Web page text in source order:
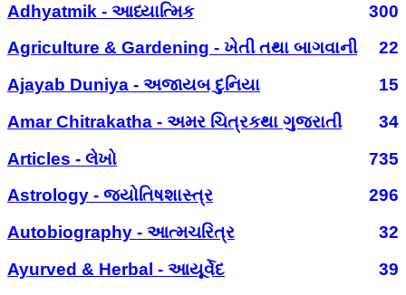
Adhyatmik - આધ્યાત્મિક
300
Agriculture & Gardening - ખેતી તથા બાગવાની
22
Ajayab Duniya - અજાયબ દુનિયા
15
Amar Chitrakatha - અમર ચિત્રકથા ગુજરાતી
34
Articles - લેખો
735
Astrology - જ્યોતિષશાસ્ત્ર
296
Autobiography - આત્મચરિત્ર
32
Ayurved & Herbal - આયૂર્વેદ
39